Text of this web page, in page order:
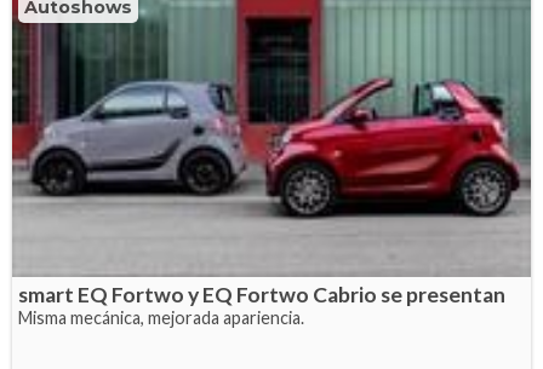
Autoshows
smart EQ Fortwo y EQ Fortwo Cabrio se presentan
Misma mecánica, mejorada apariencia.